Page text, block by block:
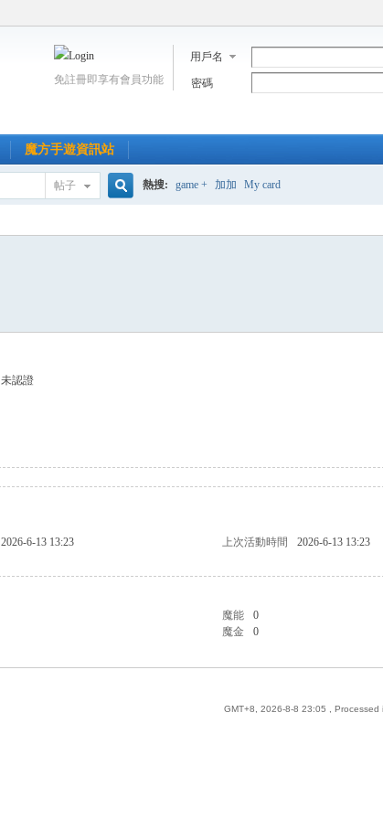
用戶名
密碼
免註冊即享有會員功能
魔方手遊資訊站
帖子 熱搜: game + 加加 My card
未認證
2026-6-13 13:23 上次活動時間
2026-6-13 13:23
魔能
0
魔金 0
GMT+8, 2026-8-8 23:05 , Processed